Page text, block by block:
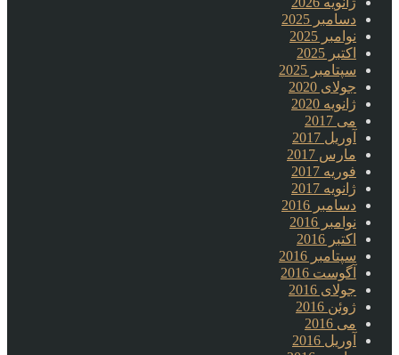
دسامبر 2025
نوامبر 2025
اکتبر 2025
سپتامبر 2025
جولای 2020
ژانویه 2020
می 2017
آوریل 2017
مارس 2017
فوریه 2017
ژانویه 2017
دسامبر 2016
نوامبر 2016
اکتبر 2016
سپتامبر 2016
آگوست 2016
جولای 2016
ژوئن 2016
می 2016
آوریل 2016